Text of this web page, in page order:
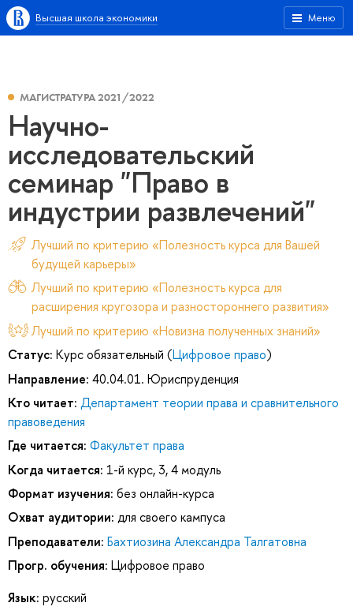
Меню
Высшая школа экономики
МАГИСТРАТУРА 2021/2022
Научно-
исследовательский
семинар "Право в
индустрии развлечений"
Лучший по критерию «Полезность курса для Вашей
будущей карьеры»
Лучший по критерию «Полезность курса для
расширения кругозора и разностороннего развития»
Лучший по критерию «Новизна полученных знаний»
Статус: Курс обязательный (Цифровое право)
Направление: 40.04.01. Юриспруденция
Кто читает: Департамент теории права и сравнительного
правоведения
Где читается: Факультет права
Когда читается: 1-й курс, 3, 4 модуль
Формат изучения: без онлайн-курса
Охват аудитории: для своего кампуса
Преподаватели: Бахтиозина Александра Талгатовна
Прогр. обучения: Цифровое право
Язык: русский